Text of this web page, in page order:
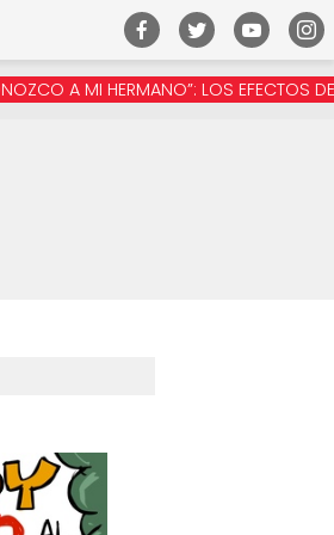
LOS EFECTOS DE LA